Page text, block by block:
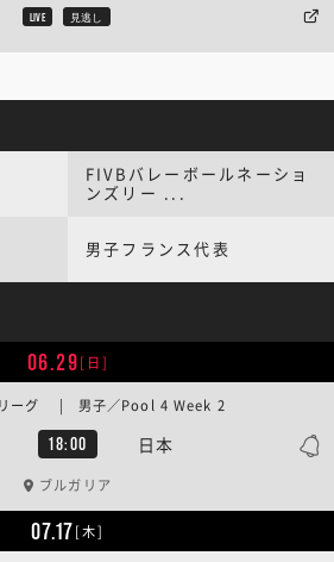
LIVE 見逃し
FIVBバレーボールネーショ
ンズリー ...
男子フランス代表
06.29[日]
18:00 日本
リーグ | 男子／Pool 4 Week 2
ブルガリア
07.17[木]